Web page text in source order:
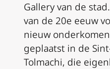
Gallery van de
van de 20e eeuw
nieuw
geplaatst in de
Tolmachi, die